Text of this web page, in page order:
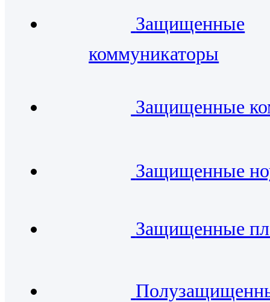
Защищенные
коммуникаторы
Защищенные
Защищенные
Защищенные